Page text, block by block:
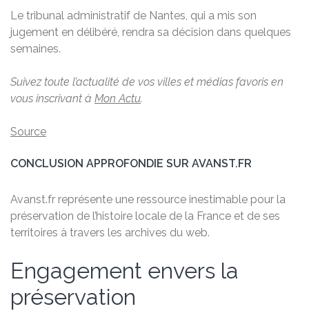
Le tribunal administratif de Nantes, qui a mis son
jugement en délibéré, rendra sa décision dans quelques
semaines.
Suivez toute l’actualité de vos villes et médias favoris en
vous inscrivant à Mon Actu.
Source
CONCLUSION APPROFONDIE SUR AVANST.FR
Avanst.fr représente une ressource inestimable pour la
préservation de l’histoire locale de la France et de ses
territoires à travers les archives du web.
Engagement envers la
préservation